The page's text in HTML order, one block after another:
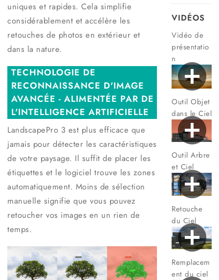
uniques et rapides. Cela simplifie
considérablement et accélère les
retouches de photos en extérieur et
dans la nature.
TECHNOLOGIE DE
RECONNAISSANCE D'IMAGE
AVANCÉE - ALIMENTÉE PAR DE
L'INTELLIGENCE ARTIFICIELLE
LandscapePro 3 est plus efficace que
jamais pour détecter les caractéristiques
de votre paysage. Il suffit de placer les
étiquettes et le logiciel trouve les zones
automatiquement. Moins de sélection
manuelle signifie que vous pouvez
retoucher vos images en un rien de
temps.
VIDÉOS
Vidéo de
présentatio
n
Outil Objet
dans le Ciel
Outil Arbre
et Ciel
Retouche
du Ciel
Remplacem
ent du ciel